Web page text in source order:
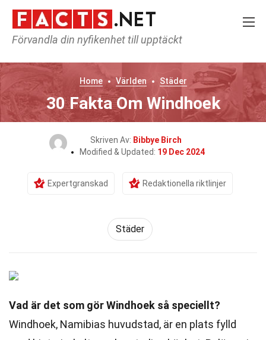
Förvandla din nyfikenhet till upptäckt
Home Världen Städer
30 Fakta Om Windhoek
Skriven Av: Bibbye Birch
Modified & Updated: 19 Dec 2024
Expertgranskad Redaktionella riktlinjer
Städer
Vad är det som gör Windhoek så speciellt?
Windhoek, Namibias huvudstad, är en plats fylld